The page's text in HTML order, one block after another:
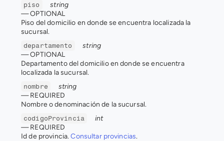
piso
string
— OPTIONAL
Piso del domicilio en donde se encuentra localizada la
sucursal.
departamento
string
— OPTIONAL
Departamento del domicilio en donde se encuentra
localizada la sucursal.
nombre
string
— REQUIRED
Nombre o denominación de la sucursal.
codigoProvincia
int
— REQUIRED
Id de provincia. Consultar provincias.